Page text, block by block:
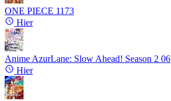
ONE PIECE 1173
Hier
Anime AzurLane: Slow Ahead! Season 2 06
Hier